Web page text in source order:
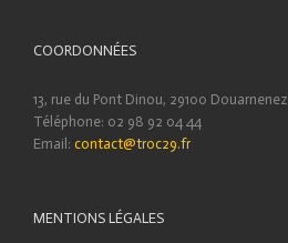
COORDONNÉES
13, rue du Pont Dinou, 29100 Douarnenez
Téléphone: 02 98 92 04 44
Email: contact@troc29.fr
MENTIONS LÉGALES